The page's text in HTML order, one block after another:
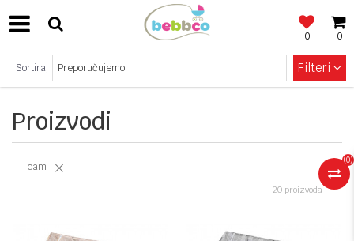
0
0
SIGURNO PLAĆANJE!
(0)
Proizvodi
Sortiraj Filteri
cam
20 proizvoda